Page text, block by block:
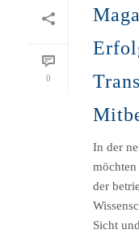
0
In der
der
Sicht